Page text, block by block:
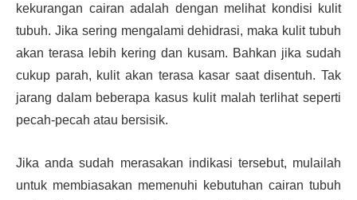
kekurangan cairan adalah dengan melihat kondisi kulit
tubuh. Jika sering mengalami dehidrasi, maka kulit tubuh
akan terasa lebih kering dan kusam. Bahkan jika sudah
cukup parah, kulit akan terasa kasar saat disentuh. Tak
jarang dalam beberapa kasus kulit malah terlihat seperti
pecah-pecah atau bersisik.
Jika anda sudah merasakan indikasi tersebut, mulailah
untuk membiasakan memenuhi kebutuhan cairan tubuh